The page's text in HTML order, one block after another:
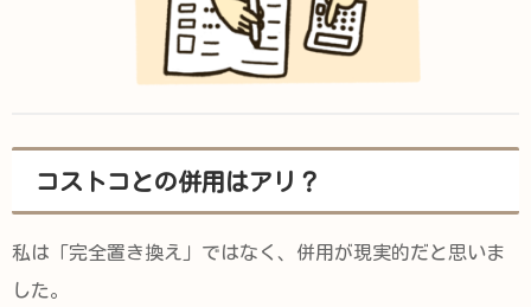
コストコとの併用はアリ？
私は「完全置き換え」ではなく、併用が現実的だと思いま
した。